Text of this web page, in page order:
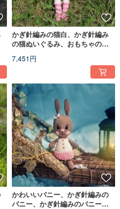
かぎ針編みの猫白、かぎ針編み
の猫ぬいぐるみ、おもちゃのニ
7,451円
かわいいバニー、かぎ針編みの
バニー、かぎ針編みのバニーぬ